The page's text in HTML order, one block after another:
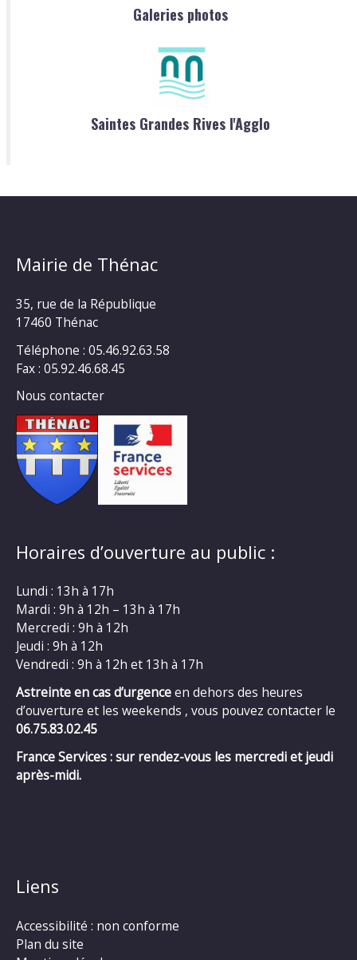
Galeries photos
Saintes Grandes Rives l'Agglo
Mairie de Thénac
35, rue de la République
17460 Thénac
Téléphone : 05.46.92.63.58
Fax : 05.92.46.68.45
Nous contacter
Horaires d’ouverture au public :
Lundi : 13h à 17h
Mardi : 9h à 12h – 13h à 17h
Mercredi : 9h à 12h
Jeudi : 9h à 12h
Vendredi : 9h à 12h et 13h à 17h
Astreinte en cas d’urgenceen dehors des heures
d’ouverture et les weekends , vous pouvez contacter le
06.75.83.02.45
France Services : sur rendez-vous les mercredi et jeudi
après-midi.
Liens
Accessibilité : non conforme
Plan du site